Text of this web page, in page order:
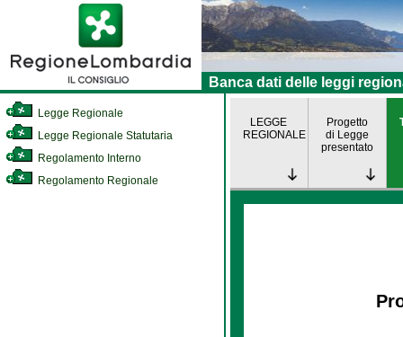
Banca dati delle leggi
Legge Regionale
Legge Regionale Statutaria
Regolamento Interno
Regolamento Regionale
LEGGE
REGIONALE
Progetto
di Legge
presentato